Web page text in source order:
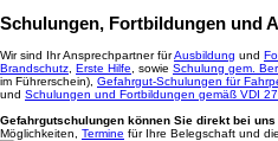
Schulungen, Fortbildungen und
Wir sind Ihr Ansprechpartner fürAusbildung und
Brandschutz Erste Hilfe , sowie Schulung gem.
im Führerschein), Gefahrgut-Schulungen für
und Schulungen und Fortbildungen gemäß VDI
Gefahrgutschulungen können Sie direkt bei uns
Möglichkeiten, Termine für Ihre Belegschaft und